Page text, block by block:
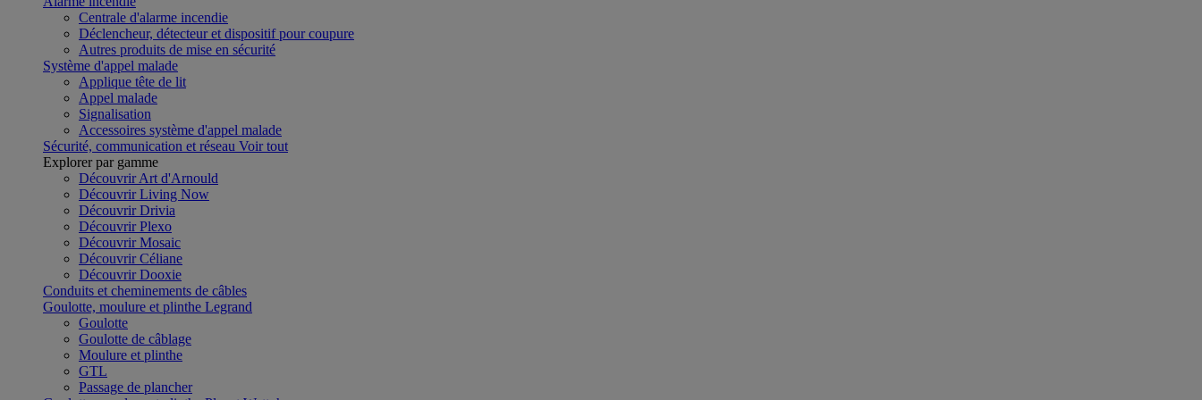
Centrale d'alarme incendie
Déclencheur, détecteur et dispositif pour coupure
Autres produits de mise en sécurité
Système d'appel malade
Applique tête de lit
Appel malade
Signalisation
Accessoires système d'appel malade
Sécurité, communication et réseau Voir tout
Explorer par gamme
Découvrir Art d'Arnould
Découvrir Living Now
Découvrir Drivia
Découvrir Plexo
Découvrir Mosaic
Découvrir Céliane
Découvrir Dooxie
Conduits et cheminements de câbles
Goulotte, moulure et plinthe Legrand
Goulotte
Goulotte de câblage
Moulure et plinthe
GTL
Passage de plancher